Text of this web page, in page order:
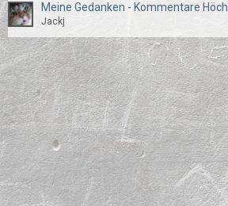
Meine Gedanken - Kommentare
Jackj